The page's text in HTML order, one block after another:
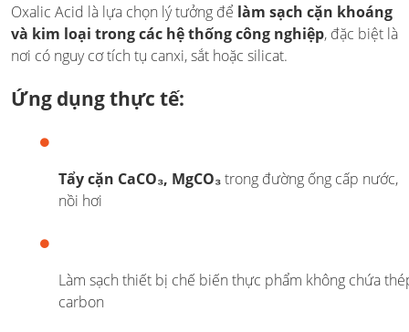
Oxalic Acid là lựa chọn lý tưởng để làm sạch cặn khoáng
và kim loại trong các hệ thống công nghiệp, đặc biệt là
nơi có nguy cơ tích tụ canxi, sắt hoặc silicat.
Ứng dụng thực tế:
Tẩy cặn CaCO₃, MgCO₃trong đường ống cấp nước,
nồi hơi
Làm sạch thiết bị chế biến thực phẩm không chứa
carbon